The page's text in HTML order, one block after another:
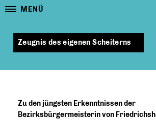
MENÜ
Zeugnis des eigenen Scheiterns
Zu den jüngsten Erkenntnissen der
Bezirksbürgermeisterin von